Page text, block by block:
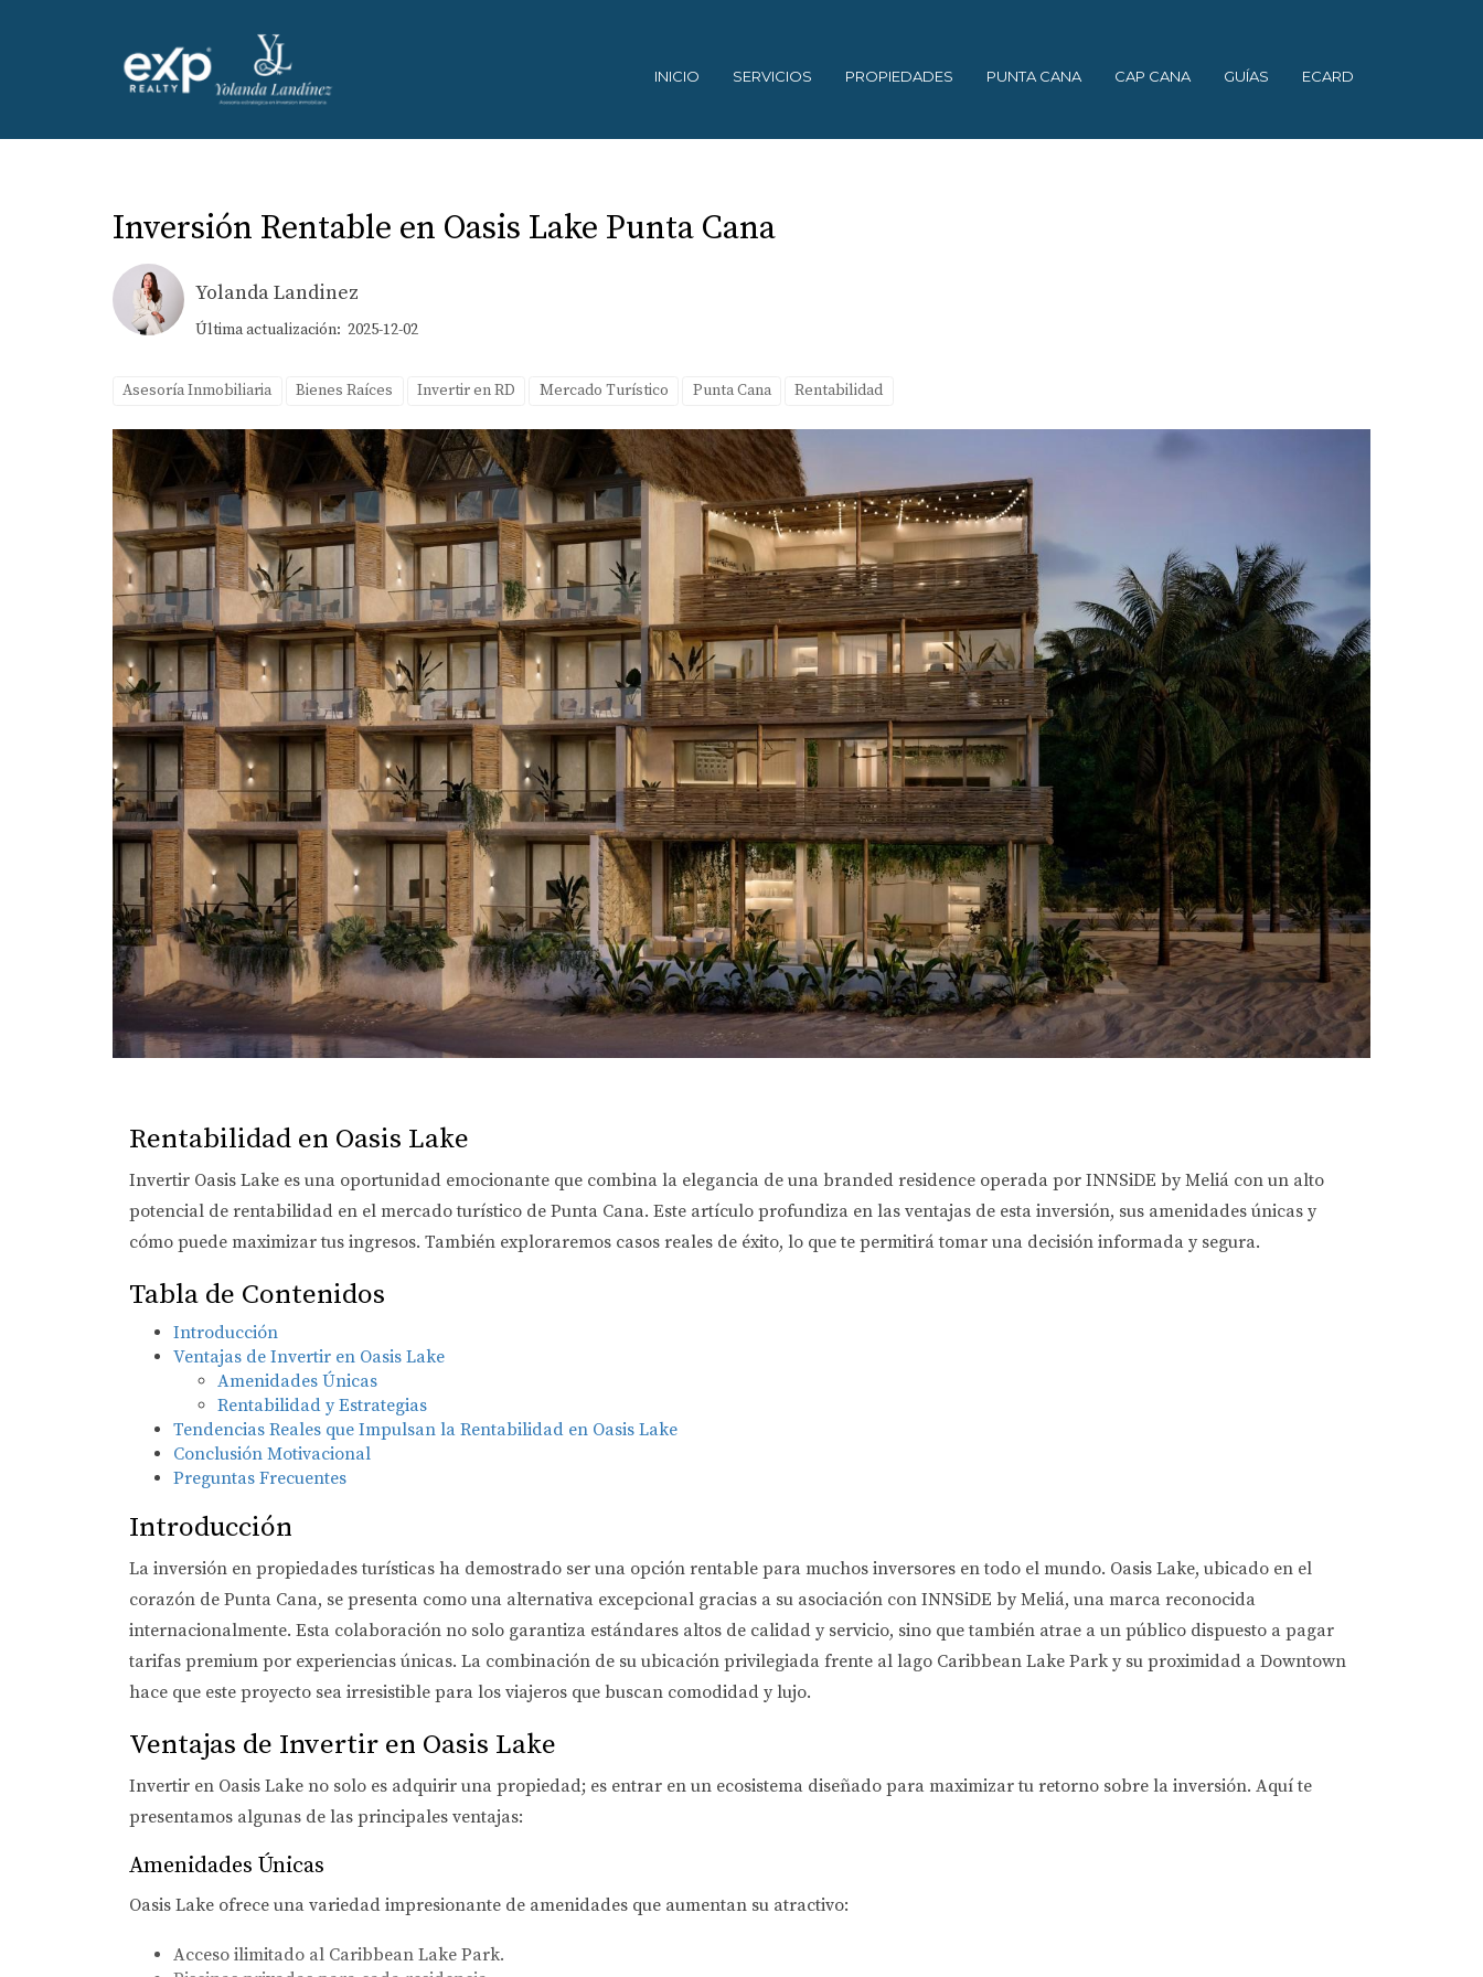
INICIO SERVICIOS PROPIEDADES PUNTA CANA CAP CANA GUÍAS ECARD
Inversión Rentable en Oasis Lake Punta Cana
Yolanda Landinez
Última actualización: 2025-12-02
Asesoría Inmobiliaria Bienes Raíces Invertir en RD Mercado Turístico Punta Cana Rentabilidad
Rentabilidad en Oasis Lake
Invertir Oasis Lake es una oportunidad emocionante que combina la elegancia de una branded residence operada por INNSiDE by Meliá con un alto
potencial de rentabilidad en el mercado turístico de Punta Cana. Este artículo profundiza en las ventajas de esta inversión, sus amenidades únicas y
cómo puede maximizar tus ingresos. También exploraremos casos reales de éxito, lo que te permitirá tomar una decisión informada y segura.
Tabla de Contenidos
Introducción
Ventajas de Invertir en Oasis Lake
Amenidades Únicas
Rentabilidad y Estrategias
Tendencias Reales que Impulsan la Rentabilidad en Oasis Lake
Conclusión Motivacional
Preguntas Frecuentes
Introducción
La inversión en propiedades turísticas ha demostrado ser una opción rentable para muchos inversores en todo el mundo. Oasis Lake, ubicado en el
corazón de Punta Cana, se presenta como una alternativa excepcional gracias a su asociación con INNSiDE by Meliá, una marca reconocida
internacionalmente. Esta colaboración no solo garantiza estándares altos de calidad y servicio, sino que también atrae a un público dispuesto a pagar
tarifas premium por experiencias únicas. La combinación de su ubicación privilegiada frente al lago Caribbean Lake Park y su proximidad a Downtown
hace que este proyecto sea irresistible para los viajeros que buscan comodidad y lujo.
Ventajas de Invertir en Oasis Lake
Invertir en Oasis Lake no solo es adquirir una propiedad; es entrar en un ecosistema diseñado para maximizar tu retorno sobre la inversión. Aquí te
presentamos algunas de las principales ventajas:
Amenidades Únicas
Oasis Lake ofrece una variedad impresionante de amenidades que aumentan su atractivo:
Acceso ilimitado al Caribbean Lake Park.